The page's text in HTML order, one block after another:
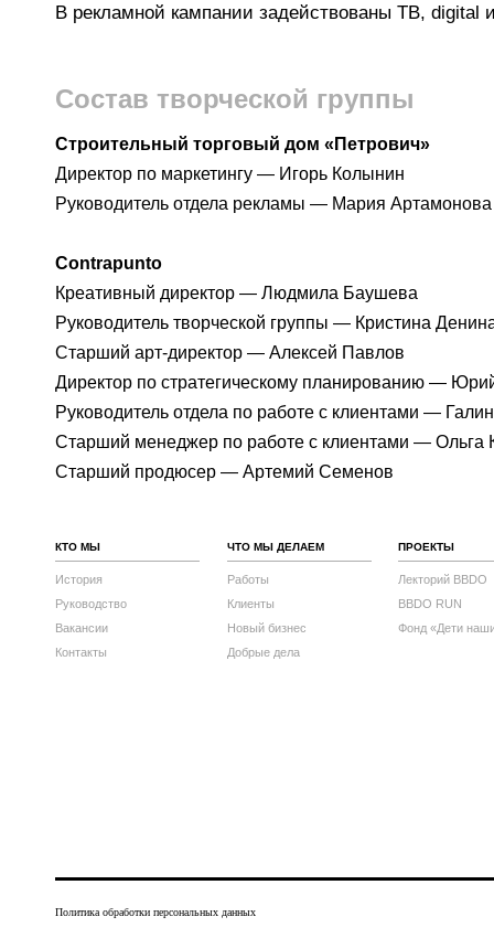
В рекламной кампании задействованы ТВ, digital
Состав творческой группы
Строительный торговый дом «Петрович»
Директор по маркетингу — Игорь Колынин
Руководитель отдела рекламы — Мария
Contrapunto
Креативный директор — Людмила Баушева
Руководитель творческой группы — Кристина
Старший арт-директор — Алексей Павлов
Директор по стратегическому планированию —
Руководитель отдела по работе с клиентами —
Старший менеджер по работе с клиентами — Ольга
Старший продюсер — Артемий Семенов
КТО МЫ
История
Руководство
Вакансии
Контакты
ЧТО МЫ ДЕЛАЕМ
Работы
Клиенты
Новый бизнес
Добрые дела
ПРОЕКТЫ
Лекторий BBDO
BBDO RUN
Фонд «Дети
Политика обработки персональных данных